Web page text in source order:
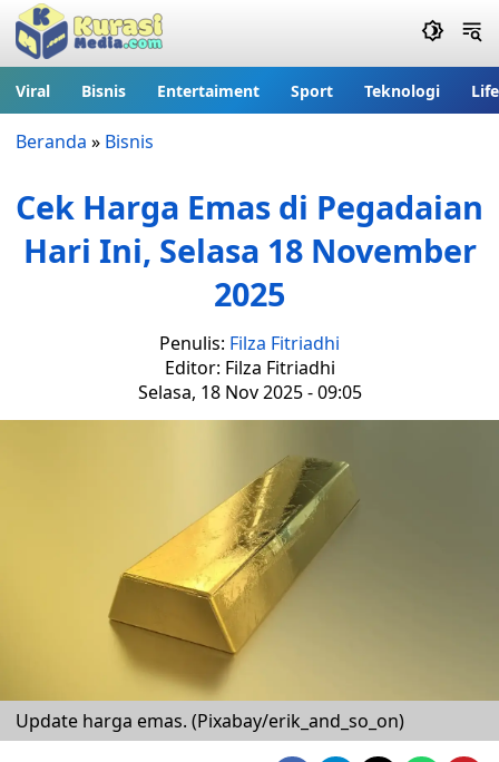
Viral Bisnis Entertaiment Sport Teknologi
Beranda » Bisnis
Cek Harga Emas di Pegadaian
Hari Ini, Selasa 18 November
2025
Penulis: Filza Fitriadhi
Editor: Filza Fitriadhi
Selasa, 18 Nov 2025 - 09:05
Update harga emas. (Pixabay/erik_and_so_on)